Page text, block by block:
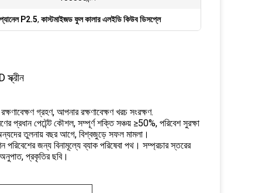
P2.5, কাস্টমাইজড ফুল কালার এলইডি কিউব ডিসপ্লে
গ্রহণ, আপনার রক্ষণাবেক্ষণ খরচ সংরক্ষণ.
পেটেন্ট কৌশল, সম্পূর্ণ শক্তি সঞ্চয় ≥50%, পরিবেশ সুরক্ষা
তুলনায় বছর আগে, বিশ্বজুড়ে সফল মামলা।
জন্য বিনামূল্যে ব্যাক পরিষেবা পথ। সম্প্রচার স্তরের
প্রকৃতির ছবি।